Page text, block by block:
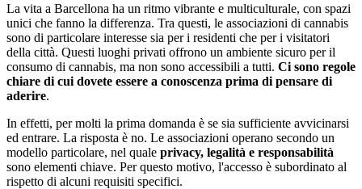
La vita a Barcellona ha un ritmo vibrante e multiculturale, con spazi
unici che fanno la differenza. Tra questi, le associazioni di cannabis
sono di particolare interesse sia per i residenti che per i visitatori
della città. Questi luoghi privati offrono un ambiente sicuro per il
consumo di cannabis, ma non sono accessibili a tutti. Ci sono regole
chiare di cui dovete essere a conoscenza prima di pensare di
aderire.
In effetti, per molti la prima domanda è se sia sufficiente avvicinarsi
ed entrare. La risposta è no. Le associazioni operano secondo un
modello particolare, nel quale privacy, legalità e responsabilità
sono elementi chiave. Per questo motivo, l'accesso è subordinato al
rispetto di alcuni requisiti specifici.